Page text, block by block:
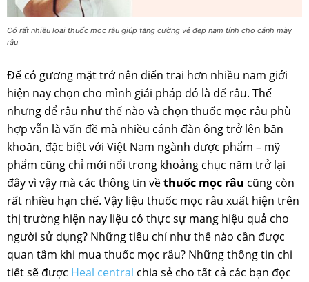
Có rất nhiều loại thuốc mọc râu giúp tăng cường vẻ đẹp nam tính cho cánh mày
râu
Để có gương mặt trở nên điển trai hơn nhiều nam giới
hiện nay chọn cho mình giải pháp đó là để râu. Thế
nhưng để râu như thế nào và chọn thuốc mọc râu phù
hợp vẫn là vấn đề mà nhiều cánh đàn ông trở lên băn
khoăn, đặc biệt với Việt Nam ngành dược phẩm – mỹ
phẩm cũng chỉ mới nổi trong khoảng chục năm trở lại
đây vì vậy mà các thông tin vềthuốc mọc râu cũng còn
rất nhiều hạn chế. Vậy liệu thuốc mọc râu xuất hiện trên
thị trường hiện nay liệu có thực sự mang hiệu quả cho
người sử dụng? Những tiêu chí như thế nào cần được
quan tâm khi mua thuốc mọc râu? Những thông tin chi
tiết sẽ được Heal central chia sẻ cho tất cả các bạn đọc